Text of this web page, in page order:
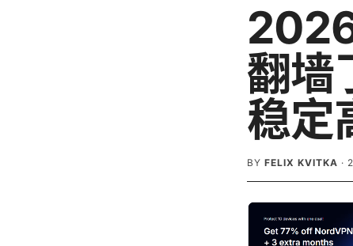
翻墙
稳定
BY FELIX KVITKA ·